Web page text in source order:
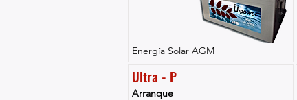
Energía Solar AGM
Ultra - P
Arranque